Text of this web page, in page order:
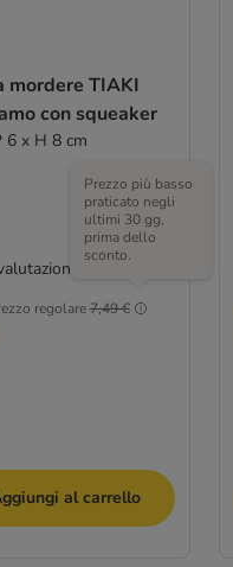
mordere TIAKI
con squeaker
6 x H 8 cm
regolare7,49 €
Prezzo più basso
praticato negli
ultimi 30 gg,
prima dello
sconto.
al carrello